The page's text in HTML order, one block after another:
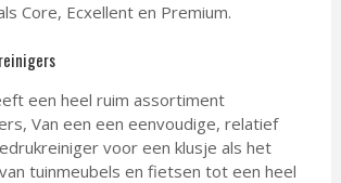
Core, Ecxellent en Premium.
een heel ruim assortiment
Van een een eenvoudige, relatief
voor een klusje als het
tuinmeubels en fietsen tot een heel